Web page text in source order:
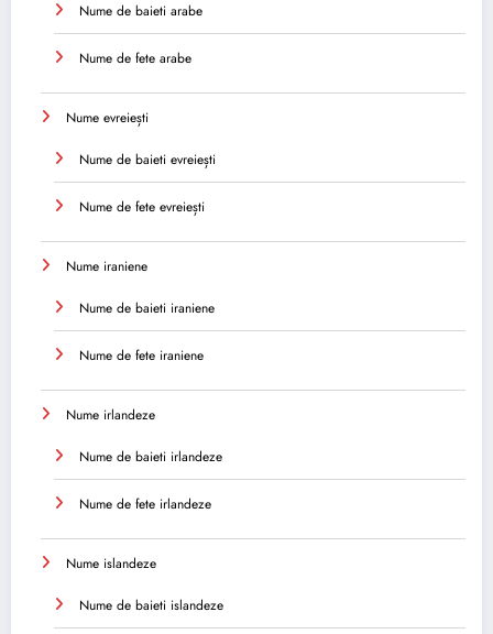
Nume de baieti arabe
Nume de fete arabe
Nume evreiești
Nume de baieti evreiești
Nume de fete evreiești
Nume iraniene
Nume de baieti iraniene
Nume de fete iraniene
Nume irlandeze
Nume de baieti irlandeze
Nume de fete irlandeze
Nume islandeze
Nume de baieti islandeze